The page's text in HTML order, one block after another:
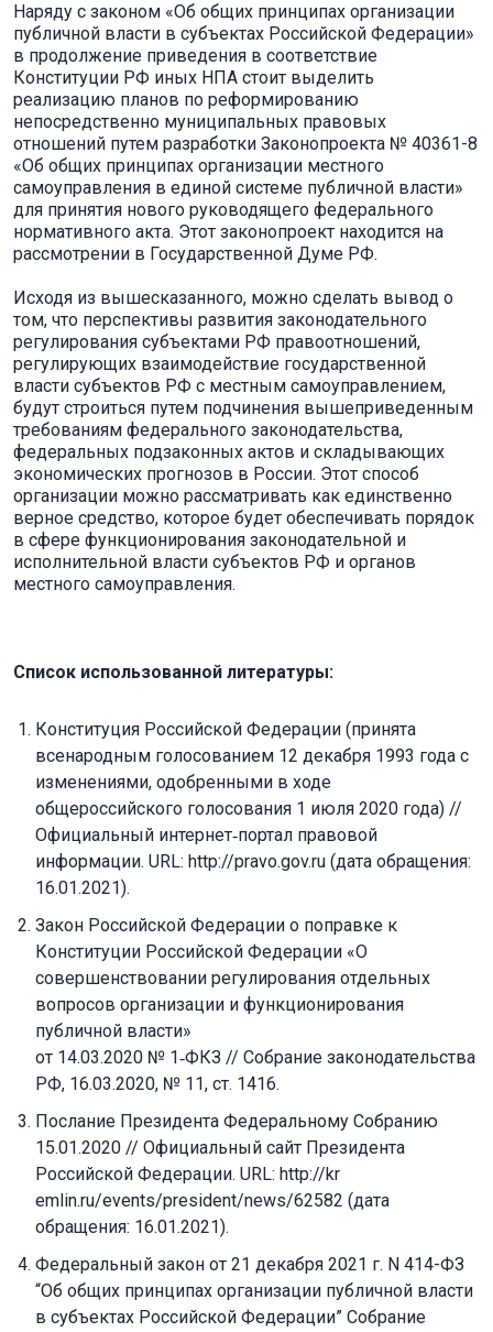
Наряду с законом «Об общих принципах организации
публичной власти в субъектах Российской Федерации»
в продолжение приведения в соответствие
Конституции РФ иных НПА стоит выделить
реализацию планов по реформированию
непосредственно муниципальных правовых
отношений путем разработки Законопроекта № 40361-8
«Об общих принципах организации местного
самоуправления в единой системе публичной власти»
для принятия нового руководящего федерального
нормативного акта. Этот законопроект находится на
рассмотрении в Государственной Думе РФ.
Исходя из вышесказанного, можно сделать вывод о
том, что перспективы развития законодательного
регулирования субъектами РФ правоотношений,
регулирующих взаимодействие государственной
власти субъектов РФ с местным самоуправлением,
будут строиться путем подчинения вышеприведенным
требованиям федерального законодательства,
федеральных подзаконных актов и складывающих
экономических прогнозов в России. Этот способ
организации можно рассматривать как единственно
верное средство, которое будет обеспечивать порядок
в сфере функционирования законодательной и
исполнительной власти субъектов РФ и органов
местного самоуправления.
Список использованной литературы:
Конституция Российской Федерации (принята
всенародным голосованием 12 декабря 1993 года с
изменениями, одобренными в ходе
общероссийского голосования 1 июля 2020 года) //
Официальный интернет‐портал правовой
информации. URL: http://pravo.gov.ru (дата обращения:
16.01.2021).
Закон Российской Федерации о поправке к
Конституции Российской Федерации «О
совершенствовании регулирования отдельных
вопросов организации и функционирования
публичной власти»
от 14.03.2020 № 1‐ФКЗ // Собрание законодательства
РФ, 16.03.2020, № 11, ст. 1416.
Послание Президента Федеральному Собранию
15.01.2020 // Официальный сайт Президента
Российской Федерации. URL: http://kr
emlin.ru/events/president/news/62582 (дата
обращения: 16.01.2021).
Федеральный закон от 21 декабря 2021 г. N 414-ФЗ
“Об общих принципах организации публичной власти
в субъектах Российской Федерации” Собрание